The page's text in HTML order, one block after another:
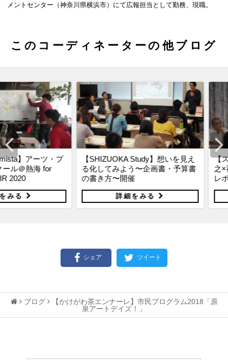
メントセンター（神奈川県横浜市）にて広報担当として勤務、現職。
このコーディネーターの他ブログ
ーツ・プ
海 for
【SHIZUOKA Study】想いを見え
る化してみよう〜企画書・予算書
の書き方〜開催
詳細をみる
【スペシ
之×神野善
レポート！
シェア ツイート
ブログ 【かけがわ茶エンナーレ】市民プログラム2018「原
泉アートデイズ！」